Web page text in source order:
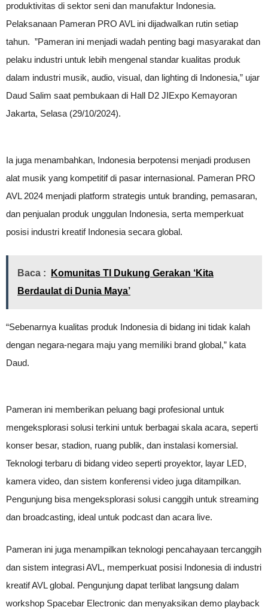
produktivitas di sektor seni dan manufaktur Indonesia.
Pelaksanaan Pameran PRO AVL ini dijadwalkan rutin setiap
tahun. ”Pameran ini menjadi wadah penting bagi masyarakat dan
pelaku industri untuk lebih mengenal standar kualitas produk
dalam industri musik, audio, visual, dan lighting di Indonesia,” ujar
Daud Salim saat pembukaan di Hall D2 JIExpo Kemayoran
Jakarta, Selasa (29/10/2024).
Ia juga menambahkan, Indonesia berpotensi menjadi produsen
alat musik yang kompetitif di pasar internasional. Pameran PRO
AVL 2024 menjadi platform strategis untuk branding, pemasaran,
dan penjualan produk unggulan Indonesia, serta memperkuat
posisi industri kreatif Indonesia secara global.
Baca :
Komunitas TI Dukung Gerakan ‘Kita
Berdaulat di Dunia Maya’
“Sebenarnya kualitas produk Indonesia di bidang ini tidak kalah
dengan negara-negara maju yang memiliki brand global,” kata
Daud.
Pameran ini memberikan peluang bagi profesional untuk
mengeksplorasi solusi terkini untuk berbagai skala acara, seperti
konser besar, stadion, ruang publik, dan instalasi komersial.
Teknologi terbaru di bidang video seperti proyektor, layar LED,
kamera video, dan sistem konferensi video juga ditampilkan.
Pengunjung bisa mengeksplorasi solusi canggih untuk streaming
dan broadcasting, ideal untuk podcast dan acara live.
Pameran ini juga menampilkan teknologi pencahayaan tercanggih
dan sistem integrasi AVL, memperkuat posisi Indonesia di industri
kreatif AVL global. Pengunjung dapat terlibat langsung dalam
workshop Spacebar Electronic dan menyaksikan demo playback